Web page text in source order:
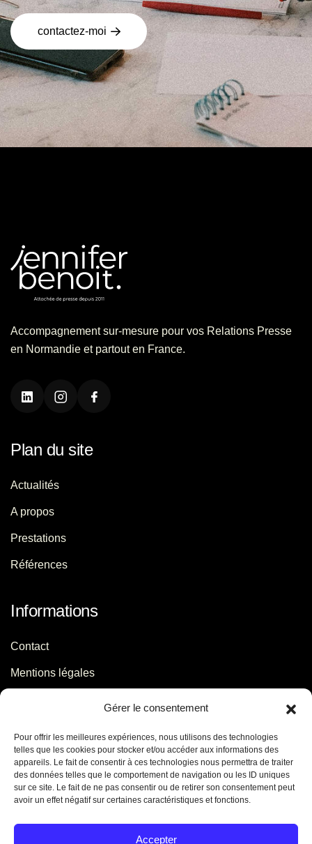
Gérer le consentement
Pour offrir les meilleures expériences, nous utilisons des technologies
telles que les cookies pour stocker et/ou accéder aux informations des
appareils. Le fait de consentir à ces technologies nous permettra de traiter
des données telles que le comportement de navigation ou les ID uniques
sur ce site. Le fait de ne pas consentir ou de retirer son consentement peut
avoir un effet négatif sur certaines caractéristiques et fonctions.
Accepter
contactez-moi
Accompagnement sur-mesure pour vos Relations Presse
en Normandie et partout en France.
Plan du site
Actualités
A propos
Prestations
Références
Informations
Contact
Mentions légales
Contact
06 29 56 64 44
contact[@]jb-conseils.fr
Caen - Normandie - France